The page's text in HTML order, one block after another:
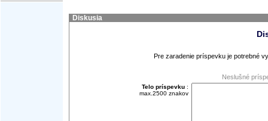
Diskusia
Pre zaradenie príspevku je potrebné
Neslušné
Telo príspevku:
max.2500 znakov